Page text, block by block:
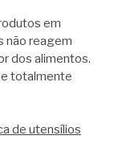
em
não reagem
dos alimentos.
totalmente
de utensílios